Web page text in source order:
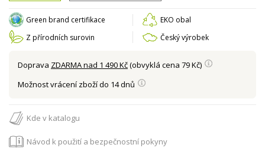
Green brand certifikace
EKO obal
Z přírodních surovin
Český výrobek
Doprava ZDARMA nad 1 490 Kč(obvyklá cena 79 Kč)
Možnost vrácení zboží do 14 dnů
Kde v katalogu
Návod k použití a bezpečnostní pokyny